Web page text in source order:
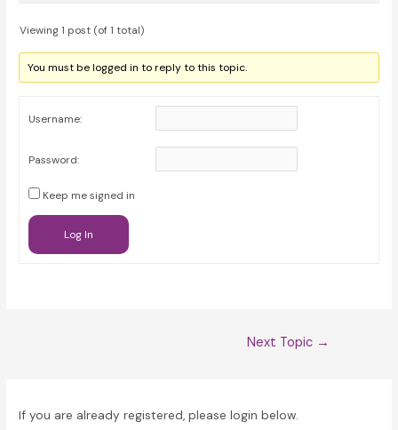
Viewing 1 post (of 1 total)
You must be logged in to reply to this topic.
Username:
Password:
Keep me signed in
Log In
Next Topic →
If you are already registered, please login below.